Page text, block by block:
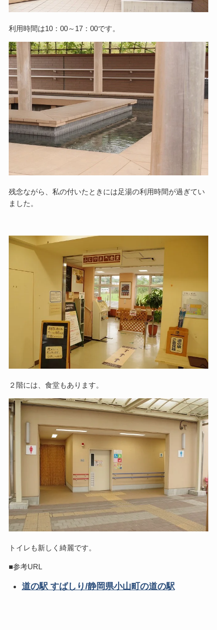
利用時間は10：00～17：00です。
残念ながら、私の付いたときには足湯の利用時間が過ぎてい
ました。
２階には、食堂もあります。
トイレも新しく綺麗です。
■参考URL
道の駅 すばしり/静岡県小山町の道の駅